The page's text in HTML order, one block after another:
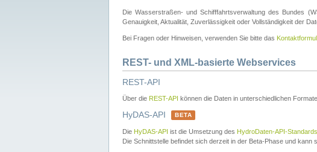
Die Wasserstraßen- und Schifffahrtsverwaltung des Bundes
Genauigkeit, Aktualität, Zuverlässigkeit oder Vollständigkeit der
Bei Fragen oder Hinweisen, verwenden Sie bitte das
REST- und XML-basierte Webservices
REST-API
Über die REST-API können die Daten in unterschiedlichen
HyDAS-API BETA
Die HyDAS-API ist die Umsetzung des HydroDaten-API-Standards
Die Schnittstelle befindet sich derzeit in der Beta-Phase und kann